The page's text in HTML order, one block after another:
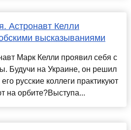
Астронавт Келли
высказываниями
Марк Келли проявил себя с
Будучи на Украине, он решил
русские коллеги практикуют
на орбите?Выступа...